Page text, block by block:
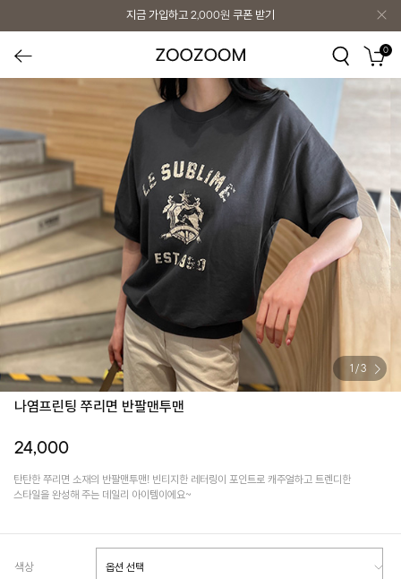
지금 가입하고 2,000원 쿠폰 받기
0
/ 3
나염프린팅 쭈리면 반팔맨투맨
24,000
탄탄한 쭈리면 소재의 반팔맨투맨! 빈티지한 레터링이 포인트로 캐주얼하고 트렌디한
스타일을 완성해 주는 데일리 아이템이에요~
색상